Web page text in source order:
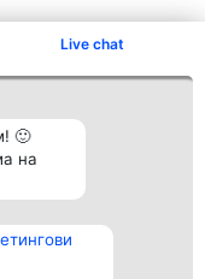
Live chat
🙂
на
Контакти